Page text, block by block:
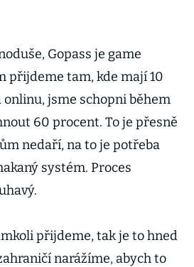
Gopass je game
přijdeme tam, kde mají 10
jsme schopni během
60 procent. To je přesně
nedaří, na to je potřeba
systém. Proces
přijdeme, tak je to hned
narážíme, abych to